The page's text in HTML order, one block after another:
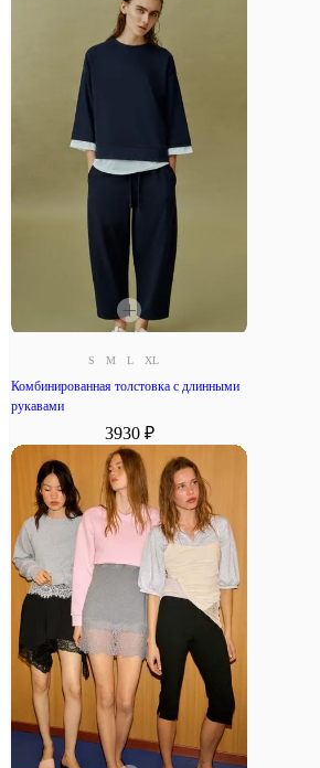
S M L XL
Комбинированная толстовка с длинными
рукавами
3930 ₽